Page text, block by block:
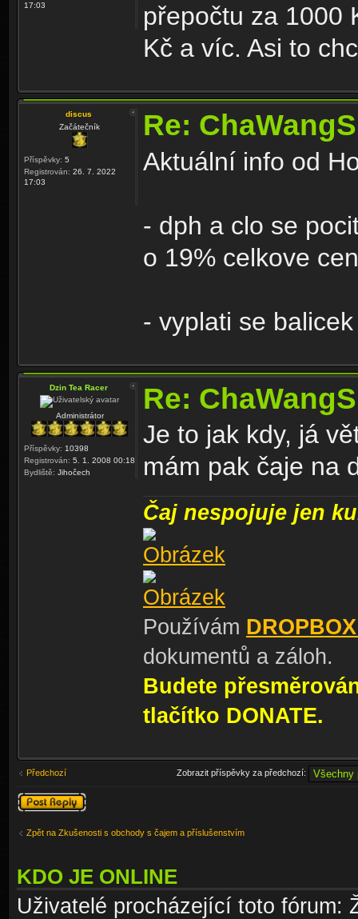
17:03
přepočtu za 1000
Kč a víc. Asi to
discus
Začátečník
Příspěvky: 5
Registrován: 26. 7. 2022
17:03
Re:
Aktuální info od
- dph a clo se
o 19% celkove
- vyplati se
Dzin Tea Racer
Administrátor
Příspěvky: 10398
Registrován: 5. 1. 2008 00:18
Bydliště: Jihočech
Re:
Je to jak kdy, já
mám pak čaje na
Čaj nespojuje jen
Používám
dokumentů a záloh.
Budete
tlačítko DONATE.
Předchozí Zobrazit příspěvky za předchozí:
Odeslat odpověď
Zpět na Zkušenosti s obchody s čajem a příslušenstvím
KDO JE ONLINE
Uživatelé procházející toto fórum: